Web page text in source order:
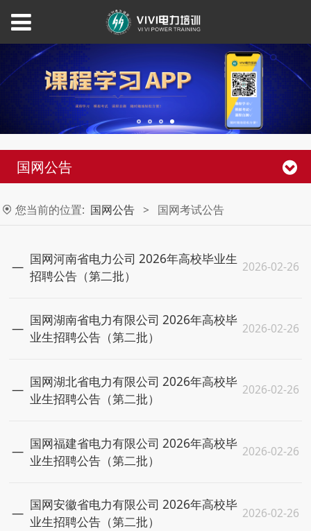
国网公告
您当前的位置: 国网公告 > 国网考试公告
国网河南省电力公司 2026年高校毕业生
招聘公告（第二批）
2026-02-26
国网湖南省电力有限公司 2026年高校毕
业生招聘公告（第二批）
2026-02-26
国网湖北省电力有限公司 2026年高校毕
业生招聘公告（第二批）
2026-02-26
国网福建省电力有限公司 2026年高校毕
业生招聘公告（第二批）
2026-02-26
国网安徽省电力有限公司 2026年高校毕
业生招聘公告（第二批）
2026-02-26